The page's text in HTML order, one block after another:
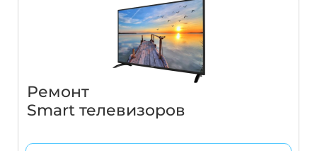
Ремонт
Smart телевизоров